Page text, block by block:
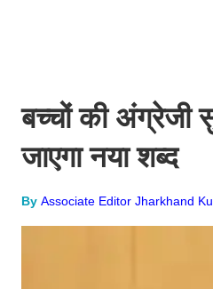
बच्चों की अंग्रेजी
जाएगा नया शब्द
By Associate Editor Jharkhand